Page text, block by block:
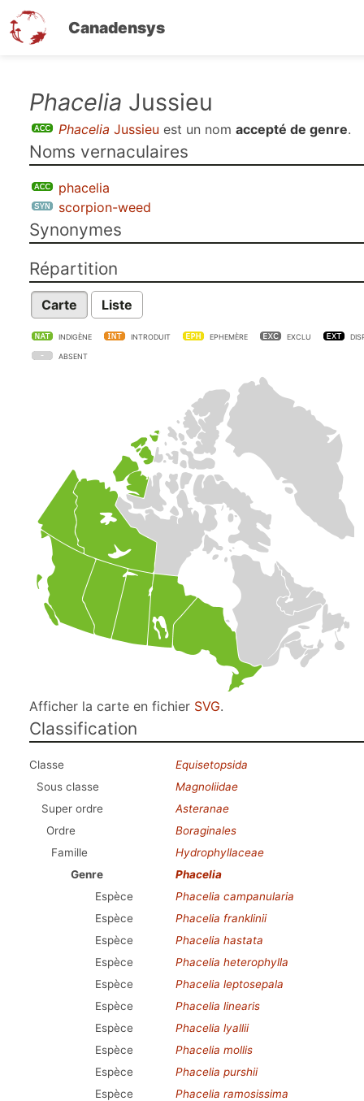
Canadensys
contenu
principal
Phacelia Jussieu
Phacelia Jussieu est un nom accepté de genre.
Noms vernaculaires
phacelia
scorpion-weed
Synonymes
Répartition
Carte Liste
INDIGÈNE INTRODUIT EPHEMÈRE EXCLU
ABSENT
Afficher la carte en fichier SVG.
Classification
Classe
Equisetopsida
Sous classe
Magnoliidae
Super ordre
Asteranae
Ordre
Boraginales
Famille
Hydrophyllaceae
Genre
Phacelia
Espèce
Phacelia campanularia
Espèce
Phacelia franklinii
Espèce
Phacelia hastata
Espèce
Phacelia heterophylla
Espèce
Phacelia leptosepala
Espèce
Phacelia linearis
Espèce
Phacelia lyallii
Espèce
Phacelia mollis
Espèce
Phacelia purshii
Espèce
Phacelia ramosissima